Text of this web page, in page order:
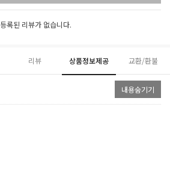
등록된 리뷰가 없습니다.
리뷰 상품정보제공 교환/환불
내용숨기기